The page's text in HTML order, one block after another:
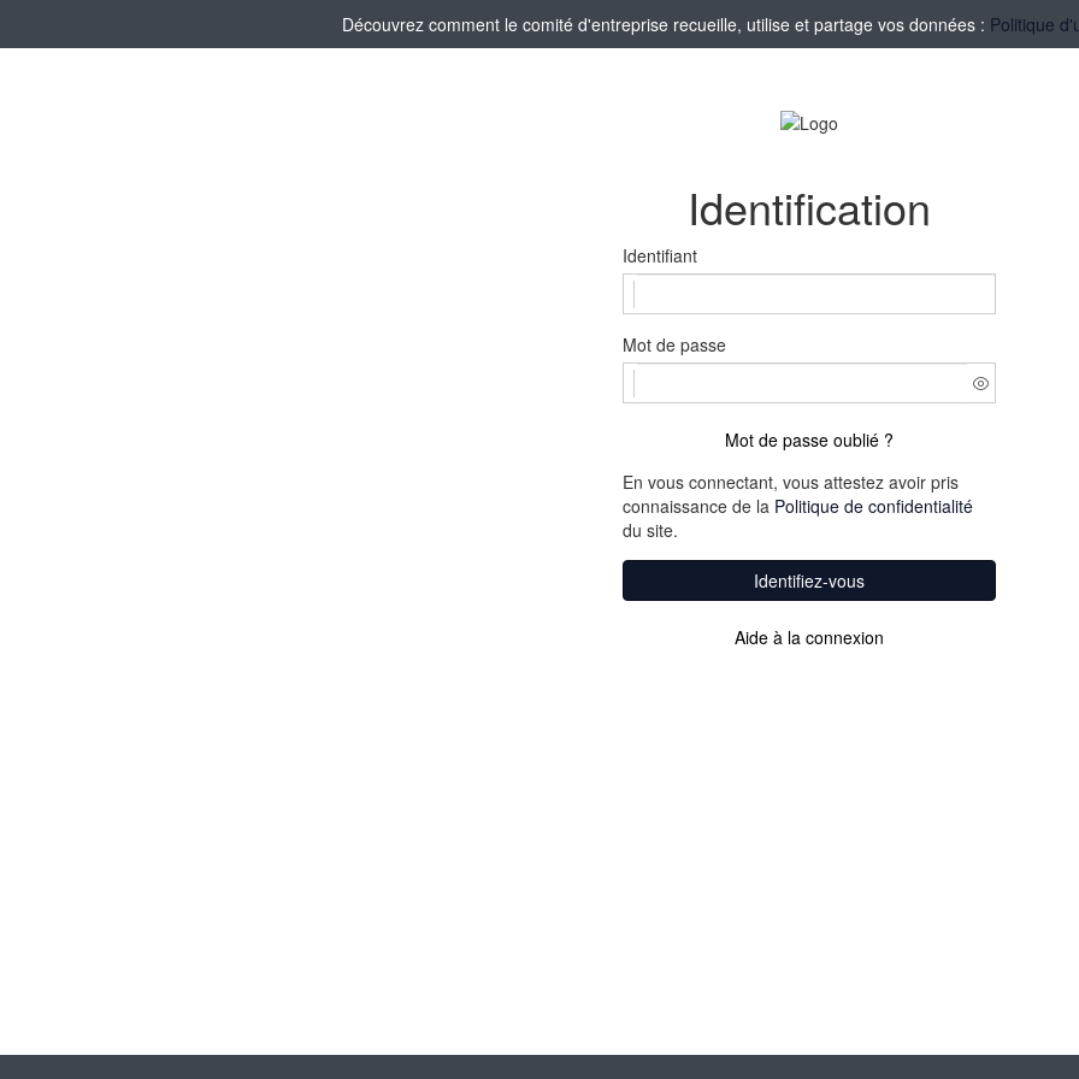
Découvrez comment le comité d'entreprise recueille, utilise et partage vos données : Politique
Identification
Identifiant
Mot de passe
Mot de passe oublié ?
En vous connectant, vous attestez avoir pris
connaissance de la Politique de confidentialité
du site.
Identifiez-vous
Aide à la connexion